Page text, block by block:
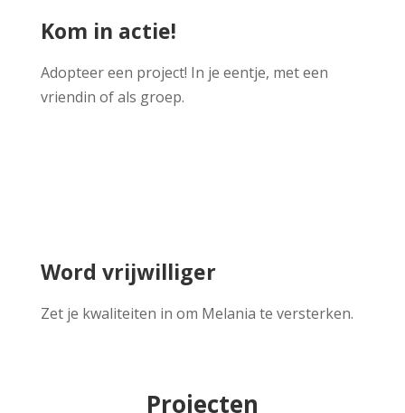
Kom in actie!
Adopteer een project! In je eentje, met een
vriendin of als groep.
Word vrijwilliger
Zet je kwaliteiten in om Melania te versterken.
Projecten